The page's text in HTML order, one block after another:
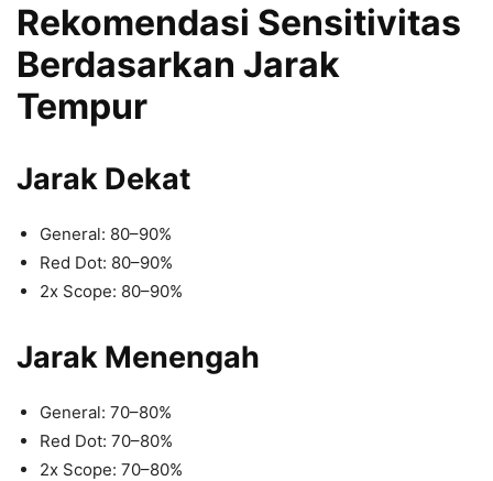
Rekomendasi Sensitivitas
Berdasarkan Jarak
Tempur
Jarak Dekat
General: 80–90%
Red Dot: 80–90%
2x Scope: 80–90%
Jarak Menengah
General: 70–80%
Red Dot: 70–80%
2x Scope: 70–80%